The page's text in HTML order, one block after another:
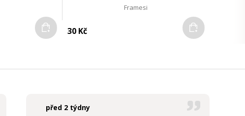
Do košíku
Framesi
30 Kč Do košíku
před 2 týdny